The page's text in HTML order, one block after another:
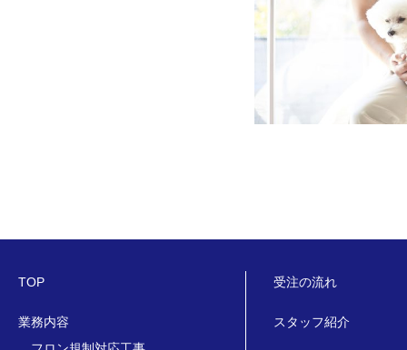
TOP
業務内容
受注の流れ
スタッフ紹介